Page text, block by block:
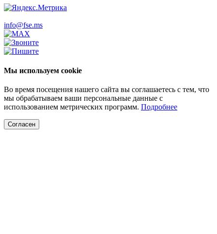
info@fse.ms
Мы используем cookie
Во время посещения нашего сайта вы соглашаетесь с тем, что
мы обрабатываем ваши персональные данные с
использованием метрических программ. Подробнее
Согласен